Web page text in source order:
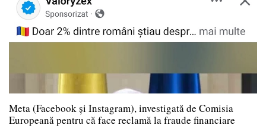
Meta (Facebook și Instagram), investigată de Comisia
Europeană pentru că face reclamă la fraude financiare